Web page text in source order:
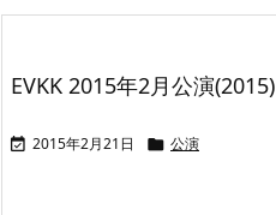
EVKK 2015年2月公演(2015)
 2015年2月21日  公演